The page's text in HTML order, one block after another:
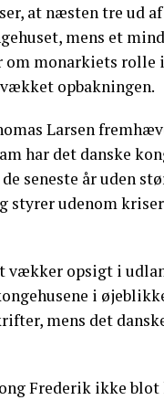
at næsten tre ud
mens et
om monarkiets rolle
opbakningen.
Larsen
har det danske
seneste år uden
udenom
opsigt i
i
mens det
Frederik ikke